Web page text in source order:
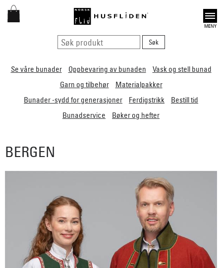
Open
Se våre bunader Oppbevaring av bunaden
Vask og stell bunad
Garn og tilbehør
Materialpakker
Bunader -sydd for generasjoner
Ferdigstrikk
Bestill tid
Bunadservice
Bøker og hefter
BERGEN